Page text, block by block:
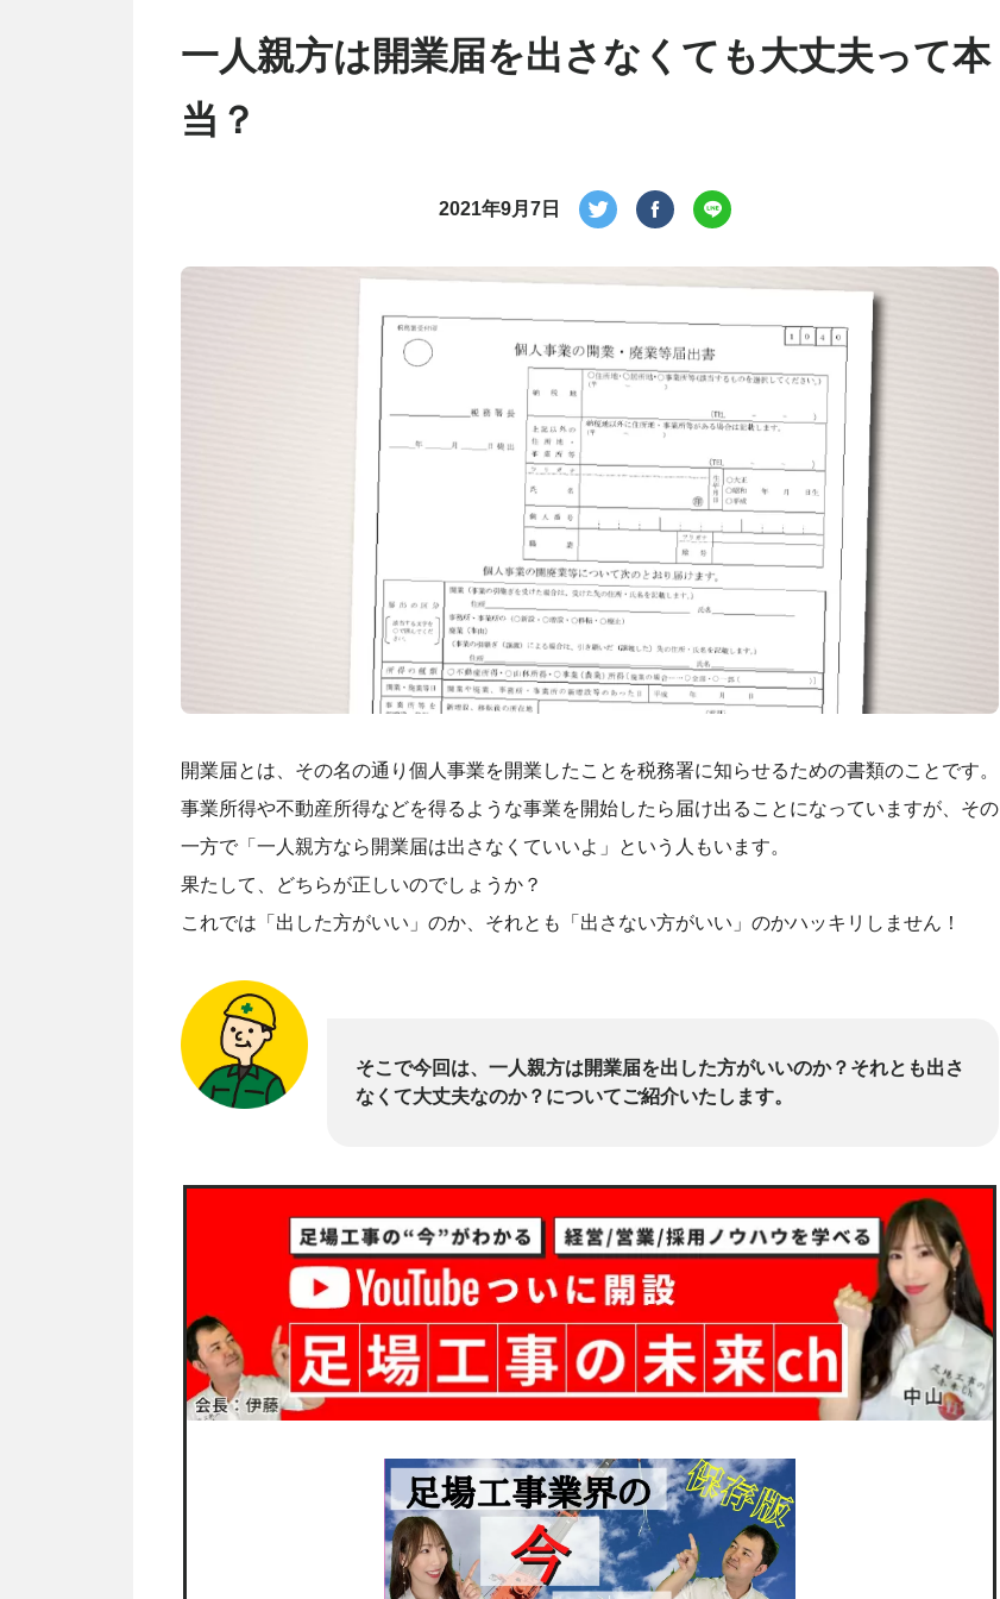
一人親方は開業届を出さなくても大丈夫って本
当？
2021年9月7日
開業届とは、その名の通り個人事業を開業したことを税務署に知らせるための書類のことです。
事業所得や不動産所得などを得るような事業を開始したら届け出ることになっていますが、その
一方で「一人親方なら開業届は出さなくていいよ」という人もいます。
果たして、どちらが正しいのでしょうか？
これでは「出した方がいい」のか、それとも「出さない方がいい」のかハッキリしません！
そこで今回は、一人親方は開業届を出した方がいいのか？それとも出さ
なくて大丈夫なのか？についてご紹介いたします。